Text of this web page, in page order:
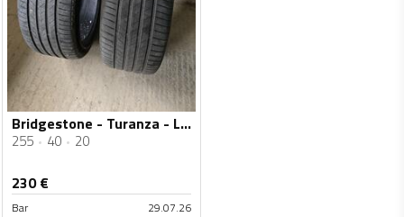
Bridgestone - Turanza - Ljetnja guma
255 40 20
230€
Bar 29.07.26